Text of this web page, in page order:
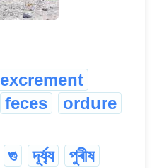
excrement
feces
ordure
গু দূৰ্য্য
পুৰীষ